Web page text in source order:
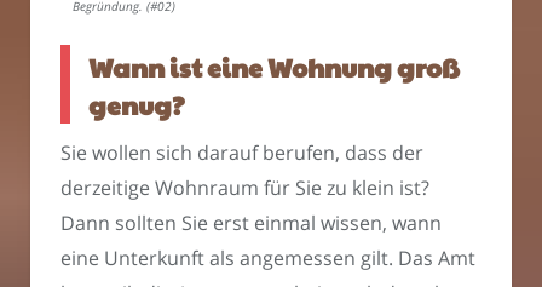
Begründung. (#02)
Wann ist eine Wohnung groß
genug?
Sie wollen sich darauf berufen, dass der
derzeitige Wohnraum für Sie zu klein ist?
Dann sollten Sie erst einmal wissen, wann
eine Unterkunft als angemessen gilt. Das Amt